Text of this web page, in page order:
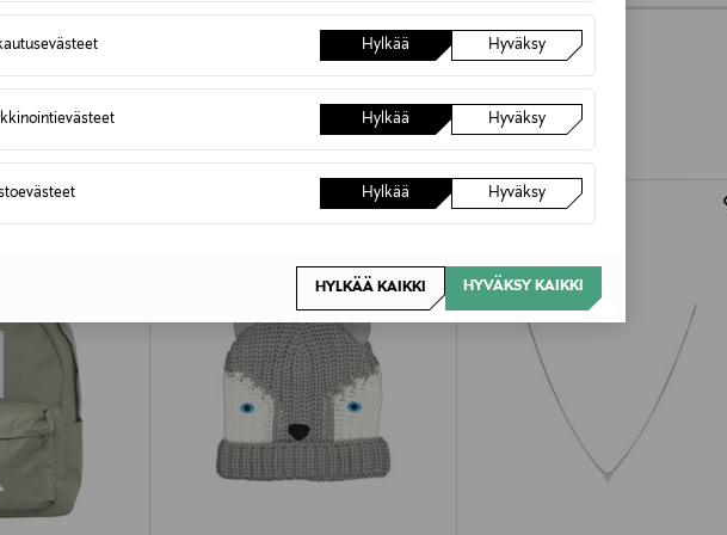
Hylkää Hyväksy
Hylkää Hyväksy
Hylkää Hyväksy
HYLKÄÄ KAIKKI HYVÄKSY KAIKKI